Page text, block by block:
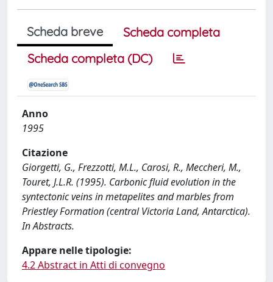
Scheda breve
Scheda completa
Scheda completa (DC)
Anno
1995
Citazione
Giorgetti, G., Frezzotti, M.L., Carosi, R., Meccheri, M.,
Touret, J.L.R. (1995). Carbonic fluid evolution in the
syntectonic veins in metapelites and marbles from
Priestley Formation (central Victoria Land, Antarctica).
In Abstracts.
Appare nelle tipologie:
4.2 Abstract in Atti di convegno